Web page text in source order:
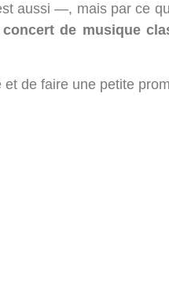
aussi —, mais par ce
de musique
de faire une petite